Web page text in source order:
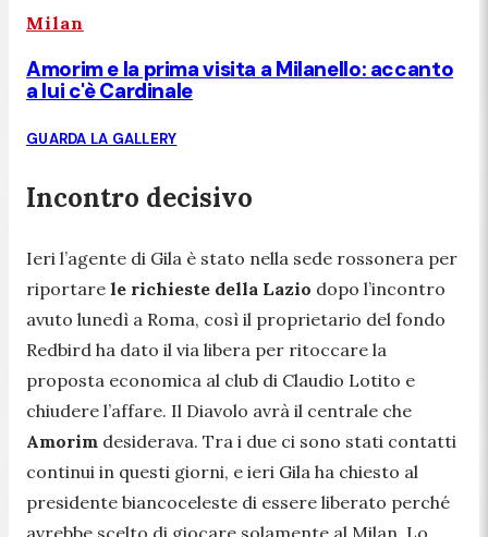
Milan
Amorim e la prima visita a Milanello: accanto
a lui c'è Cardinale
GUARDA LA GALLERY
Incontro decisivo
Ieri l’agente di Gila è stato nella sede rossonera per
riportare le richieste della Lazio dopo l’incontro
avuto lunedì a Roma, così il proprietario del fondo
Redbird ha dato il via libera per ritoccare la
proposta economica al club di Claudio Lotito e
chiudere l’affare. Il Diavolo avrà il centrale che
Amorim desiderava. Tra i due ci sono stati contatti
continui in questi giorni, e ieri Gila ha chiesto al
presidente biancoceleste di essere liberato perché